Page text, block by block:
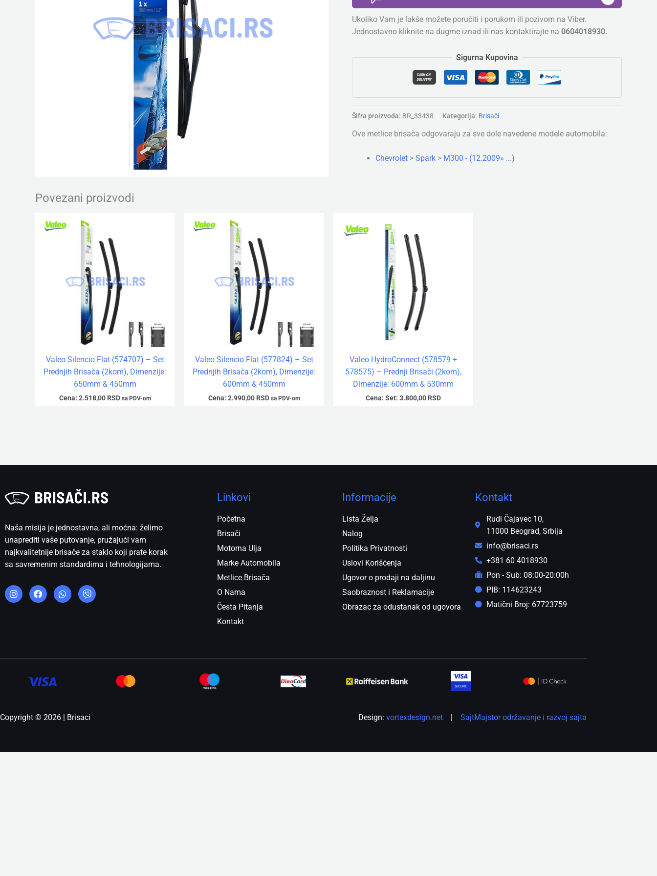
Dimenzija:
300
mm
Ukoliko Vam je lakše možete poručiti i porukom ili pozivom na Viber.
Jednostavno kliknite na dugme iznad ili nas kontaktirajte na 0604018930.
Sigurna Kupovina
Šifra proizvoda: BR_33438 Kategorija: Brisači
Ove metlice brisača odgovaraju za sve dole navedene modele automobila:
Chevrolet > Spark > M300 - (12.2009» ...)
Povezani proizvodi
Valeo Silencio Flat (574707) – Set
Prednjih Brisača (2kom), Dimenzije:
650mm & 450mm
Cena: 2.518,00 RSD sa PDV-om
Valeo Silencio Flat (577824) – Set
Prednjih Brisača (2kom), Dimenzije:
600mm & 450mm
Cena: 2.990,00 RSD sa PDV-om
Valeo HydroConnect (578579 +
578575) – Prednji Brisači (2kom),
Dimenzije: 600mm & 530mm
Cena: Set: 3.800,00 RSD
Naša misija je jednostavna, ali moćna: želimo
unaprediti vaše putovanje, pružajući vam
najkvalitetnije brisače za staklo koji prate korak
sa savremenim standardima i tehnologijama.
n
s
a
c
h
a
i
b
Linkovi
Početna
Brisači
Motorna Ulja
Marke Automobila
Metlice Brisača
O Nama
Česta Pitanja
Kontakt
Informacije
Lista Želja
Nalog
Politika Privatnosti
Uslovi Korišćenja
Ugovor o prodaji na daljinu
Saobraznost i Reklamacije
Obrazac za odustanak od ugovora
Kontakt
Rudi Čajavec 10,
11000 Beograd, Srbija
info@brisaci.rs
+381 60 4018930
Pon - Sub: 08:00-20:00h
PIB: 114623243
Matični Broj: 67723759
Copyright © 2026 | Brisaci Design: vortexdesign.net | SajtMajstor održavanje i razvoj sajta